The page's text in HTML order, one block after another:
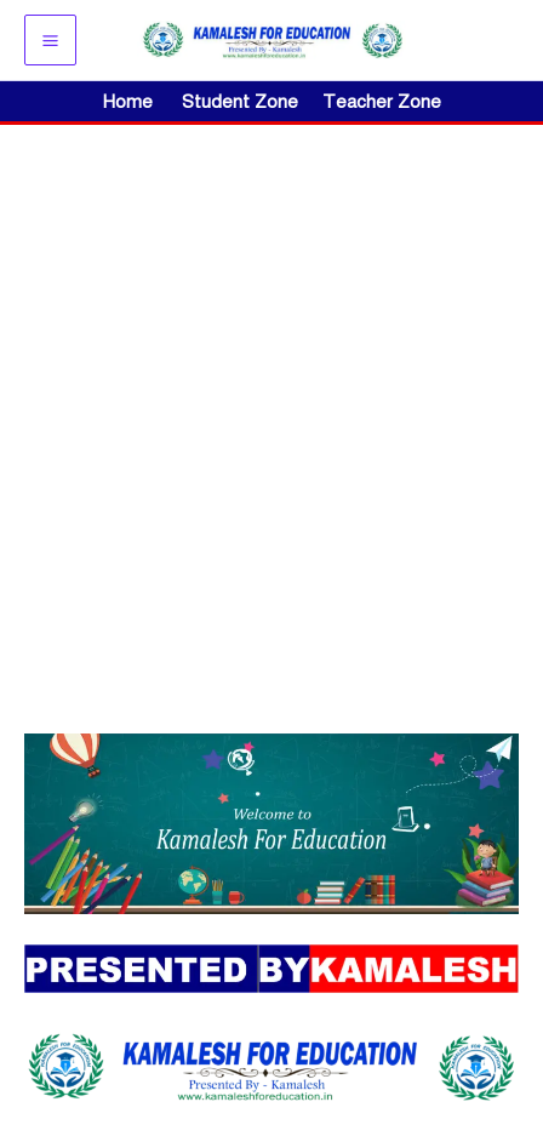
Skip
content
Home Student Zone Teacher Zone